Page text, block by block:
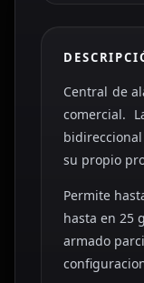
Central de
comercial.
su propio
Permite
hasta en 25
armado